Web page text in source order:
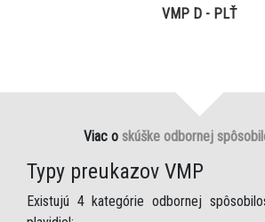
VMP D - PLŤ
Viac o skúške odbornej
Typy preukazov VMP
Existujú 4 kategórie odbornej